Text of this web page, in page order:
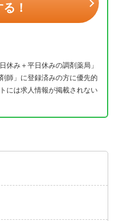
！
休み＋平日休みの調剤薬局」
師」に登録済みの方に優先的
には求人情報が掲載されない